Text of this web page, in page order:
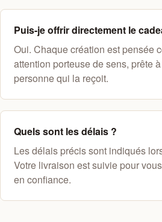
Puis-je offrir directement le
Oui. Chaque création est pensée
attention porteuse de sens, prête
personne qui la reçoit.
Quels sont les délais ?
Les délais précis sont indiqués
Votre livraison est suivie pour
en confiance.